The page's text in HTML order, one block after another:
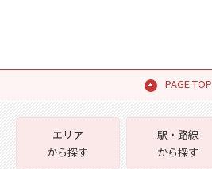
PAGE TOP
エリア
から探す
駅・路線
から探す